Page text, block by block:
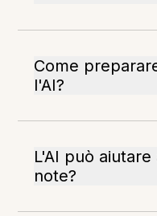
Come
l'AI?
L'AI può
note?